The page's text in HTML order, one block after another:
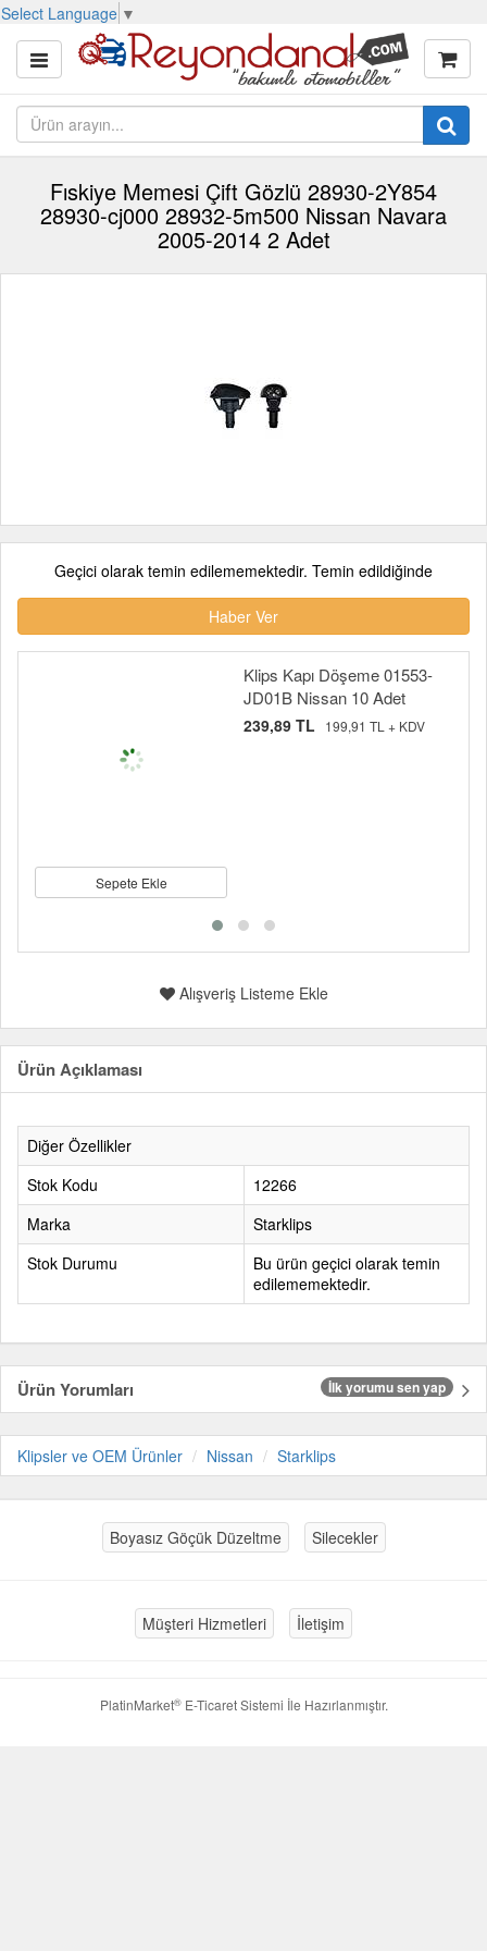
Select Language ▼
Fıskiye Memesi Çift Gözlü 28930-2Y854
28930-cj000 28932-5m500 Nissan Navara
2005-2014 2 Adet
Geçici olarak temin edilememektedir. Temin edildiğinde
Haber Ver
Sepete Ekle
Klips Kapı Döşeme 01553-
JD01B Nissan 10 Adet
239,89 TL 199,91 TL + KDV
Alışveriş Listeme Ekle
Ürün Açıklaması
Diğer Özellikler
Stok Kodu
12266
Marka
Starklips
Stok Durumu
Bu ürün geçici olarak temin
edilememektedir.
Ürün Yorumları İlk yorumu sen yap
Klipsler ve OEM Ürünler Nissan Starklips
Boyasız Göçük Düzeltme Silecekler
Müşteri Hizmetleri İletişim
PlatinMarket®E-Ticaret Sistemi İle Hazırlanmıştır.